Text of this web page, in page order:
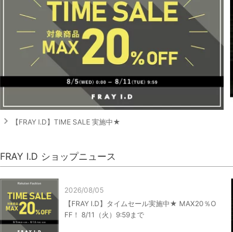
navigate_next 【FRAY I.D】TIME SALE 実施中★
FRAY I.D ショップニュース
2026/08/05
【FRAY I.D】タイムセール実施中★ MAX20％O
FF！ 8/11（火）9:59まで